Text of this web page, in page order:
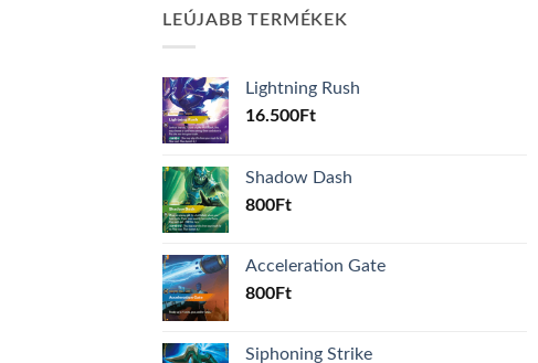
LEÚJABB TERMÉKEK
Lightning Rush
16.500Ft
Shadow Dash
800Ft
Acceleration Gate
800Ft
Siphoning Strike